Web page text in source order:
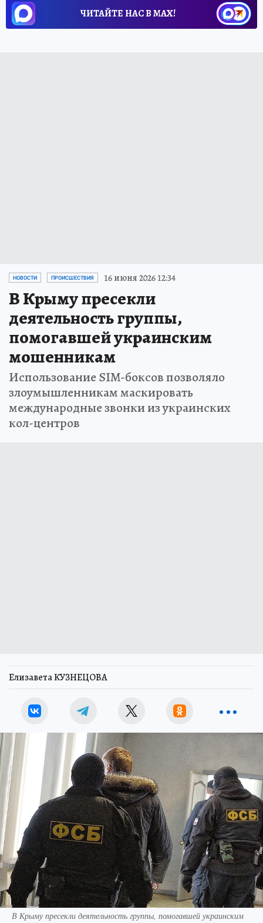
ЧИТАЙТЕ НАС В МАХ!
НОВОСТИ ПРОИСШЕСТВИЯ 16 июня 2026 12:34
В Крыму пресекли
деятельность группы,
помогавшей украинским
мошенникам
Использование SIM-боксов позволяло
злоумышленникам маскировать
международные звонки из украинских
кол-центров
Елизавета КУЗНЕЦОВА
В Крыму пресекли деятельность группы, помогавшей украинским